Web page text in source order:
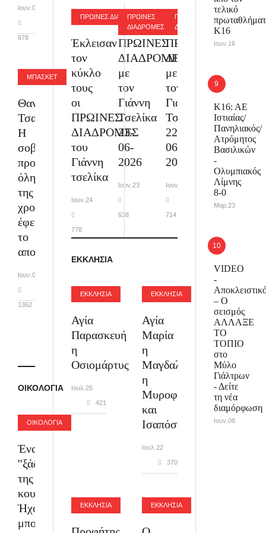
Ιουν.01
878
ΜΠΑΣΚΕΤ
Θαν.
Τσακίρογλου:
Η
σοβαρή
προσπάθεια
όλης
της
χρονιάς,
έφερε
το
αποτέλεσμα
Ιουν.01
1362
ΟΙΚΟΛΟΓΙΑ
ΟΙΚΟΛΟΓΙΑ
Ένας
''ξάδελφος''
της
κουκουβάγιας!
Ήχοι
μπούφου!!
ΠΡΩΙΝΕΣ ΔΙΑΔΡΟΜΕΣ
Έκλεισαν
τον
κύκλο
τους
οι
ΠΡΩΙΝΕΣ
ΔΙΑΔΡΟΜΕΣ
του
Γιάννη
τσελίκα
Ιουν.24
778
ΠΡΩΙΝΕΣ
ΔΙΑΔΡΟΜΕΣ
ΠΡΩΙΝΕΣ
ΔΙΑΔΡΟΜΕΣ
με
τον
Γιάννη
Τσελίκα
23-
06-
2026
Ιουν.23
638
ΠΡΩΙΝΕΣ
ΔΙΑΔΡΟΜΕΣ
ΠΡΩΙΝΕΣ
ΔΙΑΔΡΟΜΕΣ
με
τον
Γιάννη
Τσελίκα
22-
06-
2026
Ιουν.22
714
ΕΚΚΛΗΣΙΑ
ΕΚΚΛΗΣΙΑ
Αγία
Παρασκευή
η
Οσιομάρτυς
Ιουλ.25
421
ΕΚΚΛΗΣΙΑ
Αγία
Μαρία
η
Μαγδαληνή
η
Μυροφόρος
και
Ισαπόστολος
Ιουλ.22
370
ΕΚΚΛΗΣΙΑ ΕΚΚΛΗΣΙΑ
τελικό
Κ16
Ιουν.16
Κ16: ΑΕ
Ιστιαίας/
Πανηλιακός/
Ατρόμητος
Βασιλικών
-
Ολυμπιακός
Λίμνης
8-0
Μαρ.23
VIDEO
-
– O
σεισμός
ΑΛΛΑΞΕ
ΤΟ
ΤΟΠΙΟ
στο
Μύλο
Γιάλτρων
- Δείτε
τη νέα
διαμόρφωση
Ιουν.08